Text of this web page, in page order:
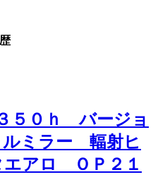
５０ｈ バージョ
ミラー 輻射ヒ
アロ ＯＰ２１